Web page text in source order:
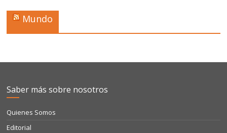
Mundo
Saber más sobre nosotros
Quienes Somos
Editorial